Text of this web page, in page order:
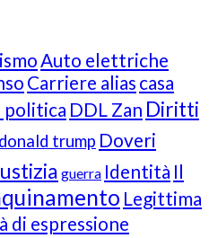
Auto elettriche
Carriere alias casa
politica DDL Zan Diritti
donald trump Doveri
guerra Identità Il
Legittima
di espressione